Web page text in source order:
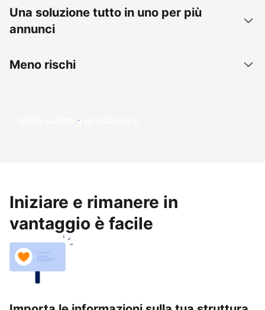
Una soluzione tutto in uno per più
annunci
Meno rischi
Inizia subito a guadagnare
Iniziare e rimanere in
vantaggio è facile